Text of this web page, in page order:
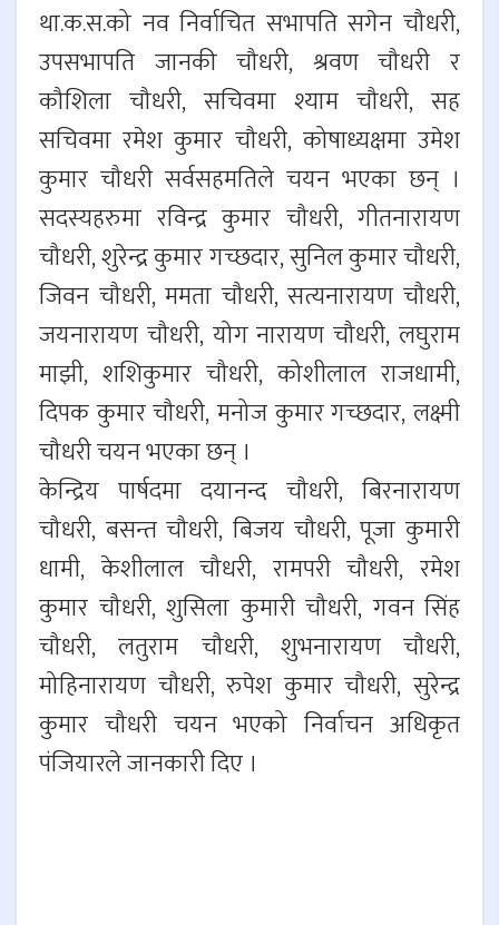
था.क.स.को नव निर्वाचित सभापति सगेन चौधरी,
उपसभापति जानकी चौधरी, श्रवण चौधरी र
कौशिला चौधरी, सचिवमा श्याम चौधरी, सह
सचिवमा रमेश कुमार चौधरी, कोषाध्यक्षमा उमेश
कुमार चौधरी सर्वसहमतिले चयन भएका छन् ।
सदस्यहरुमा रविन्द्र कुमार चौधरी, गीतनारायण
चौधरी, शुरेन्द्र कुमार गच्छदार, सुनिल कुमार चौधरी,
जिवन चौधरी, ममता चौधरी, सत्यनारायण चौधरी,
जयनारायण चौधरी, योग नारायण चौधरी, लघुराम
माझी, शशिकुमार चौधरी, कोशीलाल राजधामी,
दिपक कुमार चौधरी, मनोज कुमार गच्छदार, लक्ष्मी
चौधरी चयन भएका छन् ।
केन्द्रिय पार्षदमा दयानन्द चौधरी, बिरनारायण
चौधरी, बसन्त चौधरी, बिजय चौधरी, पूजा कुमारी
धामी, केशीलाल चौधरी, रामपरी चौधरी, रमेश
कुमार चौधरी, शुसिला कुमारी चौधरी, गवन सिंह
चौधरी, लतुराम चौधरी, शुभनारायण चौधरी,
मोहिनारायण चौधरी, रुपेश कुमार चौधरी, सुरेन्द्र
कुमार चौधरी चयन भएको निर्वाचन अधिकृत
पंजियारले जानकारी दिए ।